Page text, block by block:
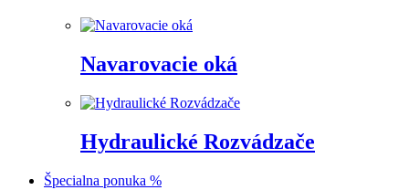
Navarovacie oká
Hydraulické Rozvádzače
Špecialna ponuka %